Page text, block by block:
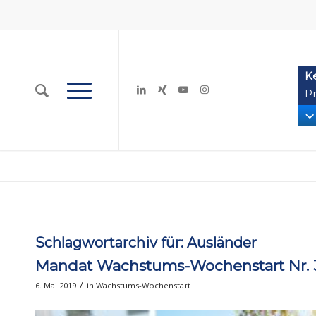
Schlagwortarchiv für: Ausländer
Mandat Wachstums-Wochenstart Nr.
6. Mai 2019 / in Wachstums-Wochenstart